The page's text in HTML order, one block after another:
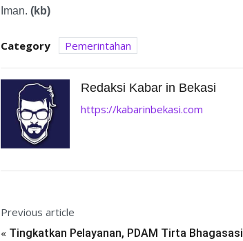
Iman. (kb)
Category Pemerintahan
Redaksi Kabar in Bekasi
https://kabarinbekasi.com
Previous article
« Tingkatkan Pelayanan, PDAM Tirta Bhagasasi